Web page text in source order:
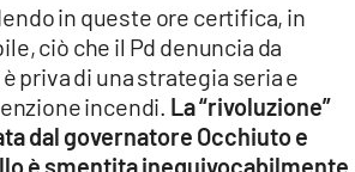
in queste ore certifica, in
ciò che il Pd denuncia da
priva di una strategia seria e
incendi. La “rivoluzione”
dal governatore Occhiuto e
è smentita inequivocabilmente